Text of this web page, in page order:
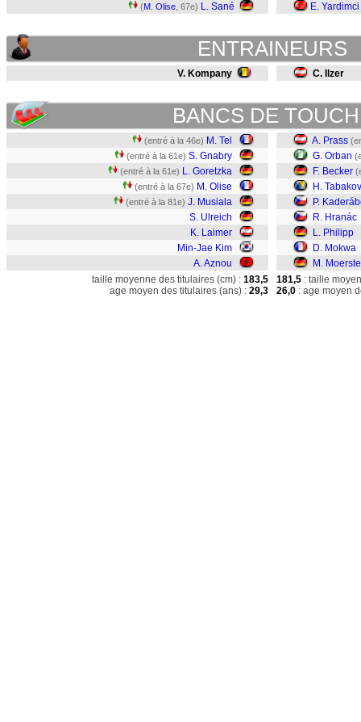
(M. Olise , 67e) L. Sané E. Yardimci
ENTRAINEURS
V. Kompany C. Ilzer
BANCS DE
(entré à la 46e) M. Tel
(entré à la 61e) S. Gnabry
(entré à la 61e) L. Goretzka
(entré à la 67e) M. Olise
(entré à la 81e) J. Musiala
S. Ulreich
K. Laimer
Min-Jae Kim
A. Aznou
A. Prass
G. Orban
F. Becker
H.
P.
R. Hranác
L. Philipp
D. Mokwa
M.
taille moyenne des titulaires (cm) : 183,5
age moyen des titulaires (ans) : 29,3
181,5 : taille
26,0 : age moyen